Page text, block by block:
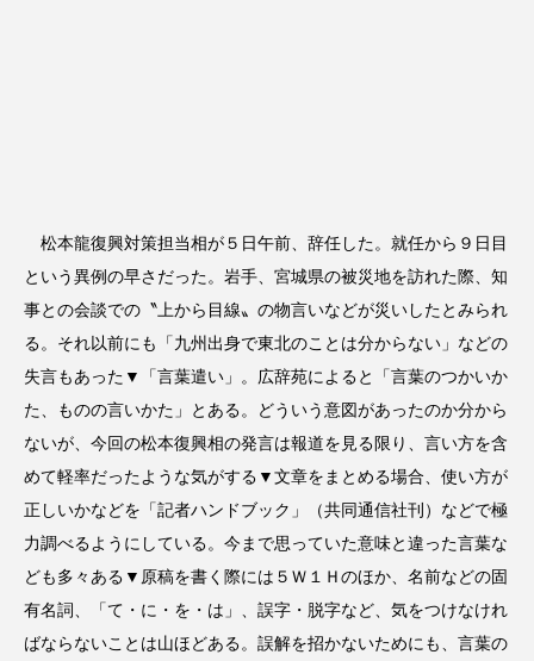
松本龍復興対策担当相が５日午前、辞任した。就任から９日目
という異例の早さだった。岩手、宮城県の被災地を訪れた際、知
事との会談での〝上から目線〟の物言いなどが災いしたとみられ
る。それ以前にも「九州出身で東北のことは分からない」などの
失言もあった▼「言葉遣い」。広辞苑によると「言葉のつかいか
た、ものの言いかた」とある。どういう意図があったのか分から
ないが、今回の松本復興相の発言は報道を見る限り、言い方を含
めて軽率だったような気がする▼文章をまとめる場合、使い方が
正しいかなどを「記者ハンドブック」（共同通信社刊）などで極
力調べるようにしている。今まで思っていた意味と違った言葉な
ども多々ある▼原稿を書く際には５Ｗ１Ｈのほか、名前などの固
有名詞、「て・に・を・は」、誤字・脱字など、気をつけなけれ
ばならないことは山ほどある。誤解を招かないためにも、言葉の